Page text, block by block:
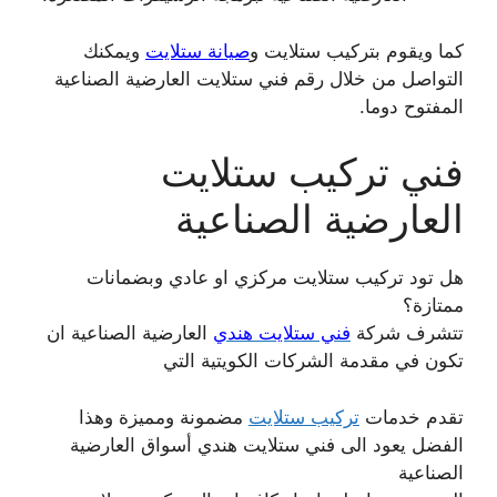
كما ويقوم بتركيب ستلايت وصيانة ستلايت ويمكنك
التواصل من خلال رقم فني ستلايت العارضية الصناعية
المفتوح دوما.
فني تركيب ستلايت
العارضية الصناعية
هل تود تركيب ستلايت مركزي او عادي وبضمانات
ممتازة؟
تتشرف شركة فني ستلايت هندي العارضية الصناعية ان
تكون في مقدمة الشركات الكويتية التي
تقدم خدمات تركيب ستلايت مضمونة ومميزة وهذا
الفضل يعود الى فني ستلايت هندي أسواق العارضية
الصناعية